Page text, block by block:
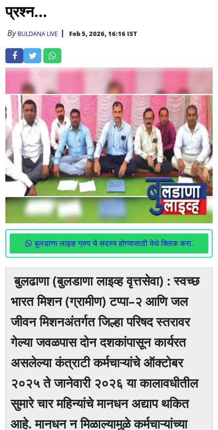
प्रश्न...
By BULDANA LIVE Feb 5, 2026, 16:16 IST
बुलडाणा लाइव्ह ग्रुप चे सदस्य होण्यासाठी येथे क्लिक करा.
बुलढाणा (बुलडाणा लाइव्ह वृत्तसेवा) : स्वच्छ
भारत मिशन (ग्रामीण) टप्पा–२ आणि जल
जीवन मिशनअंतर्गत जिल्हा परिषद स्तरावर
गेल्या जवळपास दोन दशकांपासून कार्यरत
असलेल्या कंत्राटी कर्मचाऱ्यांचे ऑक्टोबर
२०२५ ते जानेवारी २०२६ या कालावधीतील
सुमारे चार महिन्यांचे मानधन अद्याप थकित
आहे. मानधन न मिळाल्यामुळे कर्मचाऱ्यांच्या